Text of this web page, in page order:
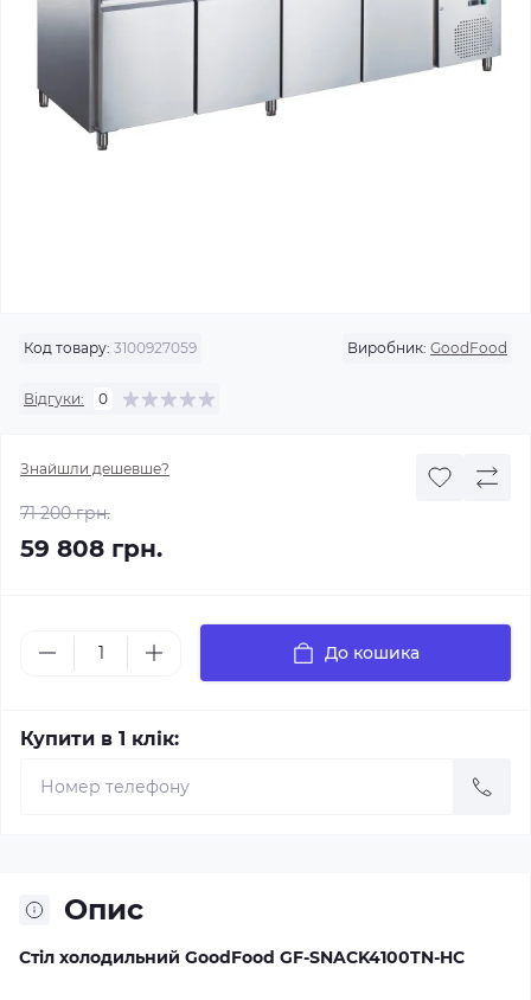
Код товару: 3100927059 Виробник: GoodFood
Відгуки: 0
Знайшли дешевше?
71 200 грн.
59 808 грн.
До кошика
Купити в 1 клік:
Опис
Стіл холодильний GoodFood GF-SNACK4100TN-HC